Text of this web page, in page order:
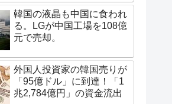
韓国の液晶も中国に食われ
る。LGが中国工場を108億
元で売却。
外国人投資家の韓国売りが
「95億ドル」に到達！「1
兆2,784億円」の資金流出